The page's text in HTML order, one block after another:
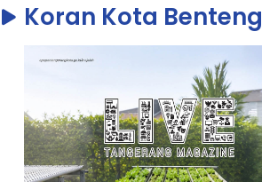
Koran Kota Benteng